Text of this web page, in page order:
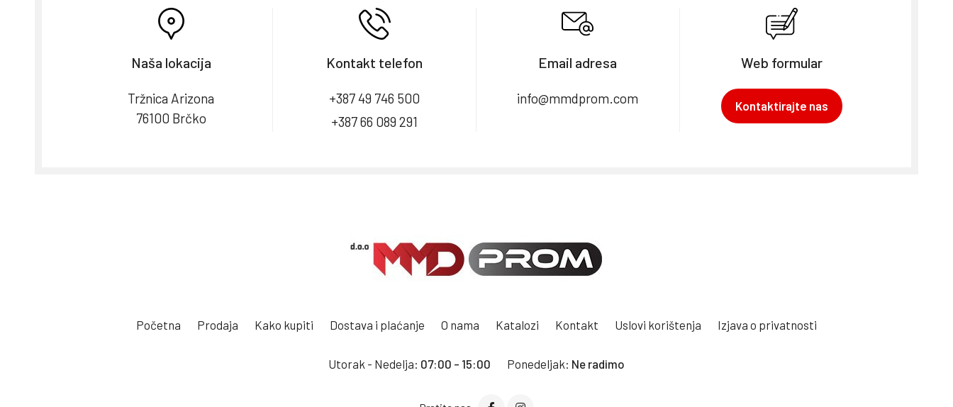
Naša lokacija
Tržnica Arizona
76100 Brčko
Kontakt telefon
+387 49 746 500
+387 66 089 291
Email adresa
info@mmdprom.com
Web formular
Kontaktirajte nas
Početna Prodaja Kako kupiti Dostava i plaćanje O nama Katalozi Kontakt Uslovi korištenja Izjava o privatnosti
Utorak - Nedelja: 07:00 - 15:00 Ponedeljak: Ne radimo